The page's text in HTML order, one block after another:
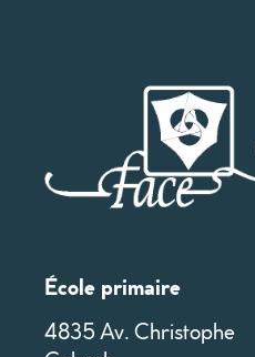
École primaire
4835 Av. Christophe